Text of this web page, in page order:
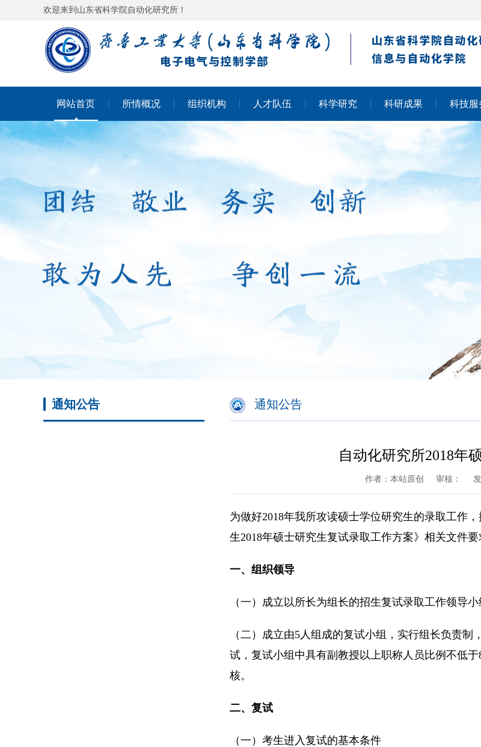
欢迎来到山东省科学院自动化研究所！
网站首页 所情概况 组织机构 人才队伍 科学研究 科研成果 科技服
通知公告 通知公告
自动化研究所2018年
作者：本站原创 审核：
为做好2018年我所攻读硕士学位研究生的录取工作
生2018年硕士研究生复试录取工作方案》相关文件
一、组织领导
（一）成立以所长为组长的招生复试录取工作领导
（二）成立由5人组成的复试小组，实行组长负责
试，复试小组中具有副教授以上职称人员比例不低
核。
二、复试
（一）考生进入复试的基本条件